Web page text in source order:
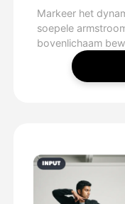
Markeer het
soepele
bovenlichaam